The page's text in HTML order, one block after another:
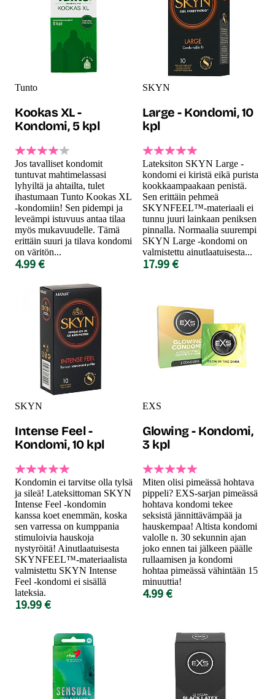
Tunto
Kookas XL -
Kondomi, 5 kpl
Jos tavalliset kondomit
tuntuvat mahtimelassasi
lyhyiltä ja ahtailta, tulet
ihastumaan Tunto Kookas XL
-kondomiin! Sen pidempi ja
leveämpi istuvuus antaa tilaa
myös mukavuudelle. Tämä
erittäin suuri ja tilava kondomi
on väritön...
4.99 €
SKYN
Large - Kondomi, 10
kpl
Lateksiton SKYN Large -
kondomi ei kiristä eikä purista
kookkaampaakaan penistä.
Sen erittäin pehmeä
SKYNFEEL™-materiaali ei
tunnu juuri lainkaan peniksen
pinnalla. Normaalia suurempi
SKYN Large -kondomi on
valmistettu ainutlaatuisesta...
17.99 €
SKYN
Intense Feel -
Kondomi, 10 kpl
Kondomin ei tarvitse olla tylsä
ja sileä! Lateksittoman SKYN
Intense Feel -kondomin
kanssa koet enemmän, koska
sen varressa on kumppania
stimuloivia hauskoja
nystyröitä! Ainutlaatuisesta
SKYNFEEL™-materiaalista
valmistettu SKYN Intense
Feel -kondomi ei sisällä
lateksia.
19.99 €
EXS
Glowing - Kondomi,
3 kpl
Miten olisi pimeässä hohtava
pippeli? EXS-sarjan pimeässä
hohtava kondomi tekee
seksistä jännittävämpää ja
hauskempaa! Altista kondomi
valolle n. 30 sekunnin ajan
joko ennen tai jälkeen päälle
rullaamisen ja kondomi
hohtaa pimeässä vähintään 15
minuuttia!
4.99 €